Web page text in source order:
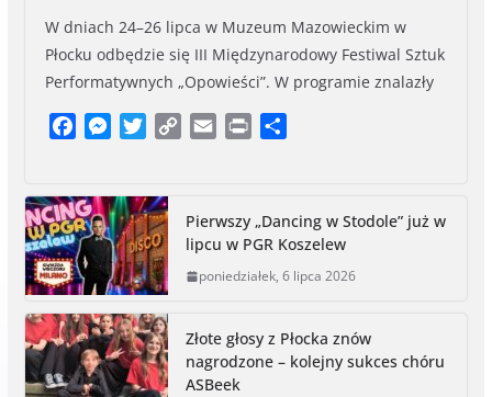
W dniach 24–26 lipca w Muzeum Mazowieckim w
Płocku odbędzie się III Międzynarodowy Festiwal Sztuk
Performatywnych „Opowieści”. W programie znalazły
e
b
o
o
k
M
s
e
n
g
e
r
t
t
e
r
L
n
l
t
e
Pierwszy „Dancing w Stodole” już w
lipcu w PGR Koszelew
poniedziałek, 6 lipca 2026
Złote głosy z Płocka znów
nagrodzone – kolejny sukces chóru
ASBeek